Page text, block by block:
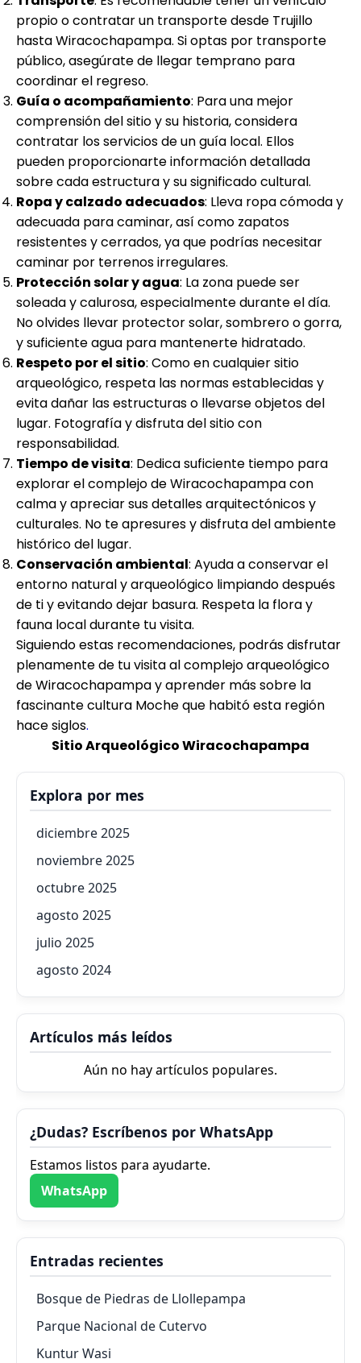
propio o contratar un transporte desde Trujillo
hasta Wiracochapampa. Si optas por transporte
público, asegúrate de llegar temprano para
coordinar el regreso.
Guía o acompañamiento: Para una mejor
comprensión del sitio y su historia, considera
contratar los servicios de un guía local. Ellos
pueden proporcionarte información detallada
sobre cada estructura y su significado cultural.
Ropa y calzado adecuados: Lleva ropa cómoda y
adecuada para caminar, así como zapatos
resistentes y cerrados, ya que podrías necesitar
caminar por terrenos irregulares.
Protección solar y agua: La zona puede ser
soleada y calurosa, especialmente durante el día.
No olvides llevar protector solar, sombrero o gorra,
y suficiente agua para mantenerte hidratado.
Respeto por el sitio: Como en cualquier sitio
arqueológico, respeta las normas establecidas y
evita dañar las estructuras o llevarse objetos del
lugar. Fotografía y disfruta del sitio con
responsabilidad.
Tiempo de visita: Dedica suficiente tiempo para
explorar el complejo de Wiracochapampa con
calma y apreciar sus detalles arquitectónicos y
culturales. No te apresures y disfruta del ambiente
histórico del lugar.
Conservación ambiental: Ayuda a conservar el
entorno natural y arqueológico limpiando después
de ti y evitando dejar basura. Respeta la flora y
fauna local durante tu visita.
Siguiendo estas recomendaciones, podrás disfrutar
plenamente de tu visita al complejo arqueológico
de Wiracochapampa y aprender más sobre la
fascinante cultura Moche que habitó esta región
hace siglos.
Sitio Arqueológico Wiracochapampa
Explora por mes
diciembre 2025
noviembre 2025
octubre 2025
agosto 2025
julio 2025
agosto 2024
Artículos más leídos
Aún no hay artículos populares.
¿Dudas? Escríbenos por WhatsApp
Estamos listos para ayudarte.
WhatsApp
Entradas recientes
Bosque de Piedras de Llollepampa
Parque Nacional de Cutervo
Kuntur Wasi